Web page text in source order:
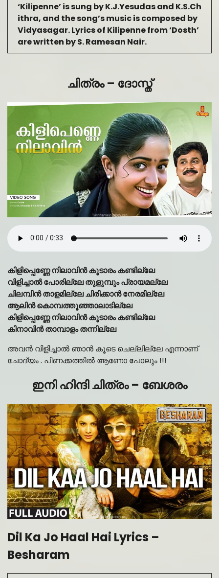
‘Kilipenne’ is sung by K.J.Yesudas and K.S.Ch
ithra, and the song’s music is composed by
Vidyasagar. Lyrics of Kilipenne from ‘Dosth’
are written by S. Ramesan Nair.
ചിത്രം – ദോസ്ത്
കിളിപ്പെണ്ണേ നിലാവിന്‍ കൂടാരം കണ്ടില്ലേ
വിളിച്ചാല്‍ പോരില്ലേ തുളുമ്പും പ്രായമല്ലേ
ചിലമ്പിന്‍ താളമില്ലേ ചിരിക്കാന്‍ നേരമില്ലേ
ആലിന്‍ കൊമ്പത്തൂഞ്ഞാലാടില്ലേ
കിളിപ്പെണ്ണേ നിലാവിന്‍ കൂടാരം കണ്ടില്ലേ
കിനാവിന്‍ താമ്പാളം തന്നില്ലേ
അവൻ വിളിച്ചാൽ ഞാൻ കൂടെ ചെല്ലില്ലേ എന്നാണ്
ചോദ്യം . പിണക്കത്തിൽ ആണോ പോലും !!!
ഇനി ഹിന്ദി ചിത്രം – ബേശരം
Dil Ka Jo Haal Hai Lyrics –
Besharam